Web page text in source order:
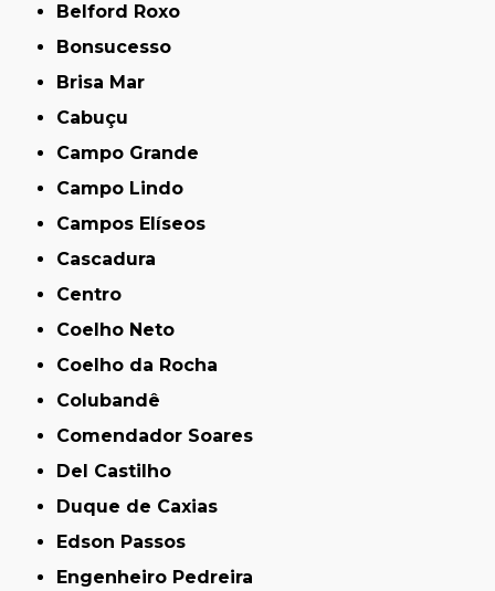
Belford Roxo
Bonsucesso
Brisa Mar
Cabuçu
Campo Grande
Campo Lindo
Campos Elíseos
Cascadura
Centro
Coelho Neto
Coelho da Rocha
Colubandê
Comendador Soares
Del Castilho
Duque de Caxias
Edson Passos
Engenheiro Pedreira